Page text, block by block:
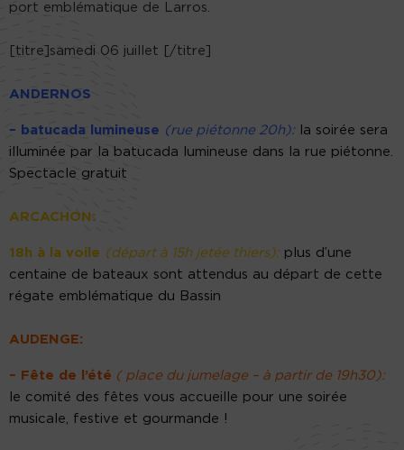
port emblématique de Larros.
[titre]samedi 06 juillet [/titre]
ANDERNOS
– batucada lumineuse (rue piétonne 20h): la soirée sera
illuminée par la batucada lumineuse dans la rue piétonne.
Spectacle gratuit
ARCACHON:
18h à la voile (départ à 15h jetée thiers):plus d’une
centaine de bateaux sont attendus au départ de cette
régate emblématique du Bassin
AUDENGE:
– Fête de l’été ( place du jumelage – à partir de 19h30):
le comité des fêtes vous accueille pour une soirée
musicale, festive et gourmande !